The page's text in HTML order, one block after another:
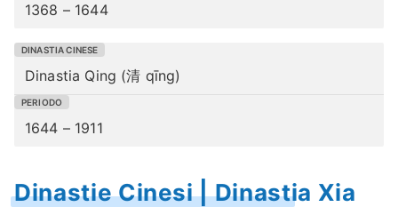
1368 – 1644
Dinastia Qing (清 qīng)
1644 – 1911
Dinastie Cinesi | Dinastia Xia